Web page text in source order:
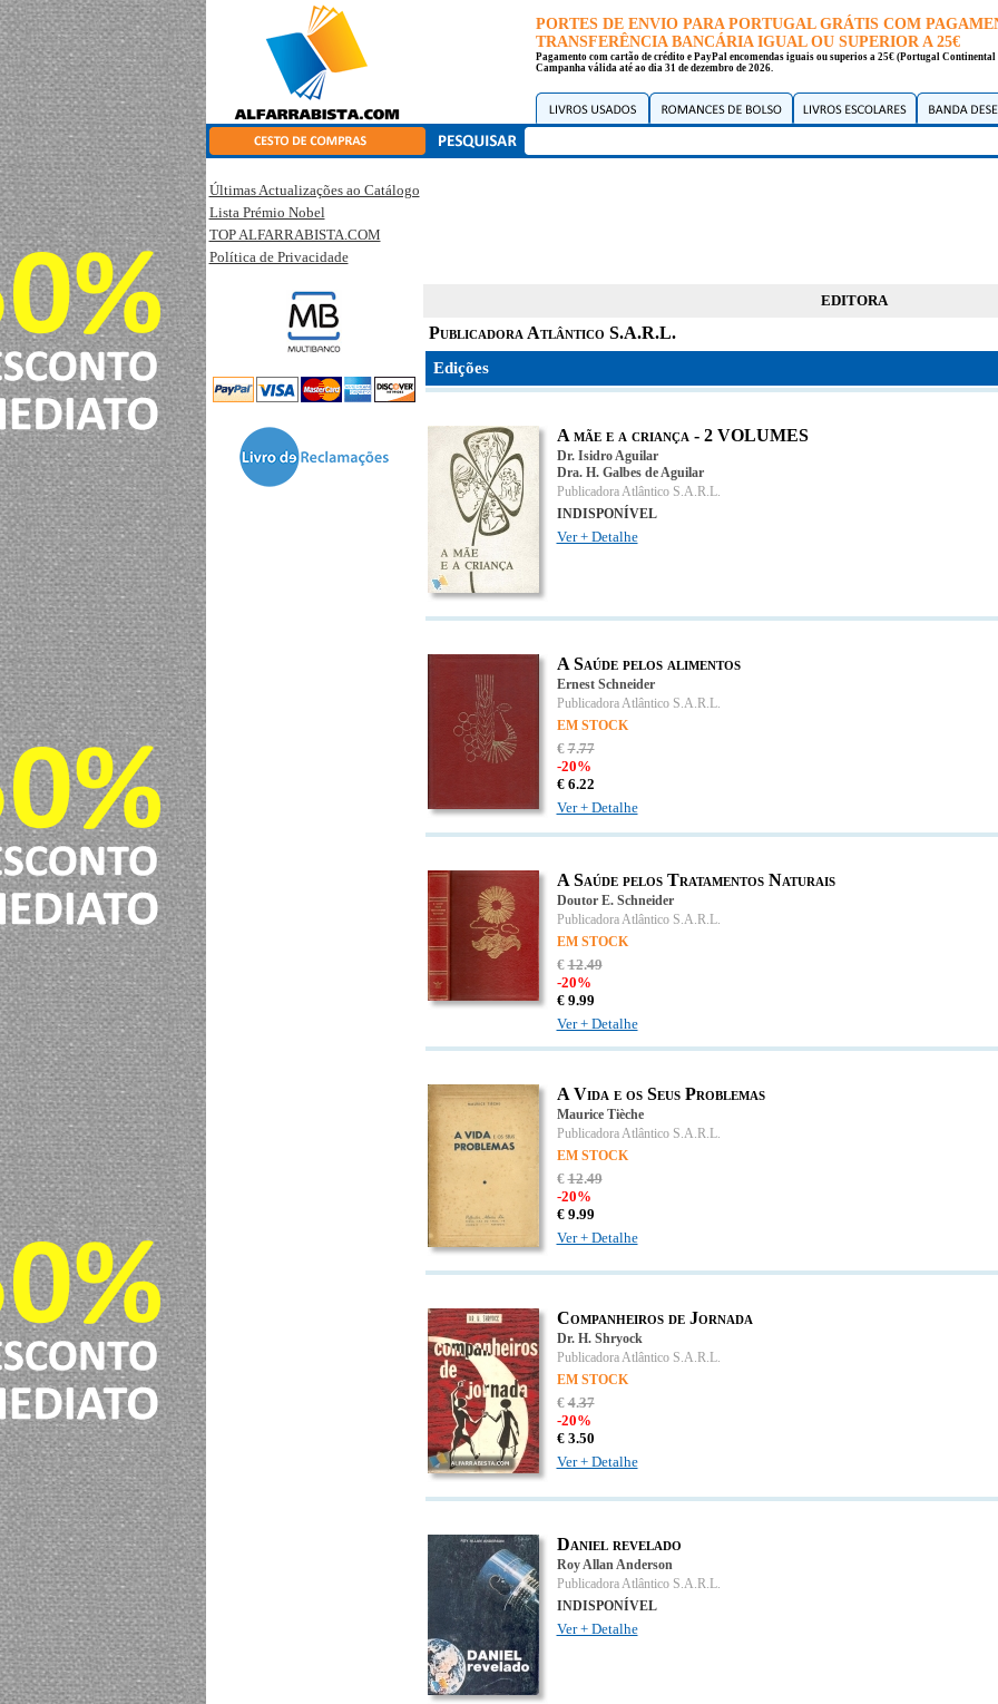
PORTES DE ENVIO PARA PORTUGAL GRÁTIS COM
TRANSFERÊNCIA BANCÁRIA IGUAL OU SUPERIOR A 25€
Pagamento com cartão de crédito e PayPal encomendas iguais ou superios a 25€ (Portugal Continental
Campanha válida até ao dia 31 de dezembro de 2026.
Últimas Actualizações ao Catálogo
Lista Prémio Nobel
TOP ALFARRABISTA.COM
Política de Privacidade
EDITORA
Publicadora Atlântico S.A.R.L.
Edições
A mãe e a criança - 2 VOLUMES
Dr. Isidro Aguilar
Dra. H. Galbes de Aguilar
Publicadora Atlântico S.A.R.L.
INDISPONÍVEL
Ver + Detalhe
A Saúde pelos alimentos
Ernest Schneider
Publicadora Atlântico S.A.R.L.
EM STOCK
€7.77
-20%
€ 6.22
Ver + Detalhe
A Saúde pelos Tratamentos Naturais
Doutor E. Schneider
Publicadora Atlântico S.A.R.L.
EM STOCK
€12.49
-20%
€ 9.99
Ver + Detalhe
A Vida e os Seus Problemas
Maurice Tièche
Publicadora Atlântico S.A.R.L.
EM STOCK
€12.49
-20%
€ 9.99
Ver + Detalhe
Companheiros de Jornada
Dr. H. Shryock
Publicadora Atlântico S.A.R.L.
EM STOCK
€4.37
-20%
€ 3.50
Ver + Detalhe
Daniel revelado
Roy Allan Anderson
Publicadora Atlântico S.A.R.L.
INDISPONÍVEL
Ver + Detalhe